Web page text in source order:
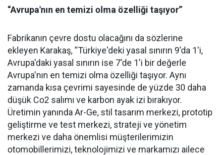
“Avrupa'nın en temizi olma özelliği taşıyor”
Fabrikanın çevre dostu olacağını da sözlerine
ekleyen Karakaş, “Türkiye'deki yasal sınırın 9'da 1'i,
Avrupa'daki yasal sınırın ise 7'de 1'i bir değerle
Avrupa'nın en temizi olma özelliği taşıyor. Aynı
zamanda kısa çevrimi sayesinde de yüzde 30 daha
düşük Co2 salımı ve karbon ayak izi bırakıyor.
Üretimin yanında Ar-Ge, stil tasarım merkezi, prototip
geliştirme ve test merkezi, strateji ve yönetim
merkezi ve daha önemlisi müşterilerimizin
otomobillerimizi, teknolojimizi ve markamızı ailece